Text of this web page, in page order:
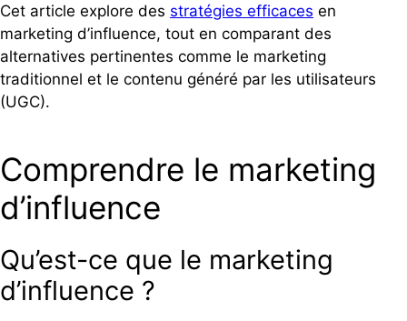
Cet article explore des stratégies efficaces en
marketing d’influence, tout en comparant des
alternatives pertinentes comme le marketing
traditionnel et le contenu généré par les utilisateurs
(UGC).
Comprendre le marketing
d’influence
Qu’est-ce que le marketing
d’influence ?